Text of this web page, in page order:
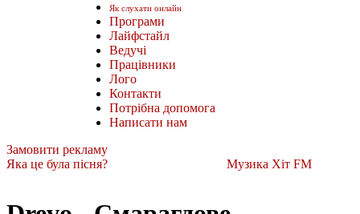
Як слухати онлайн
Програми
Лайфстайл
Ведучі
Працівники
Лого
Контакти
Потрібна допомога
Написати нам
Замовити рекламу
Яка це була пісня?
Музика Хіт FM